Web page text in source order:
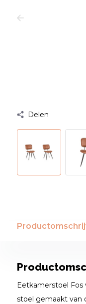
Delen
Eetkamerstoel Fos
stoel gemaakt van